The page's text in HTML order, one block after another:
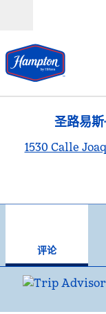
圣路易
1530 Calle
评论